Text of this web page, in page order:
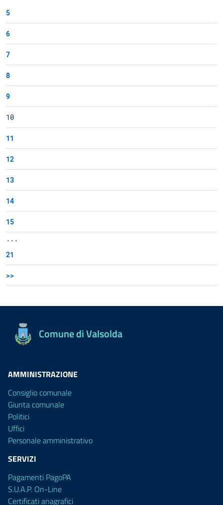
5
6
7
8
9
10
11
12
13
14
15
...
21
>>
Comune di Valsolda
AMMINISTRAZIONE
Consiglio comunale
Giunta comunale
Politici
Uffici
Personale amministrativo
SERVIZI
Pagamenti PagoPA
S.U.A.P. On-Line
Certificati anagrafici